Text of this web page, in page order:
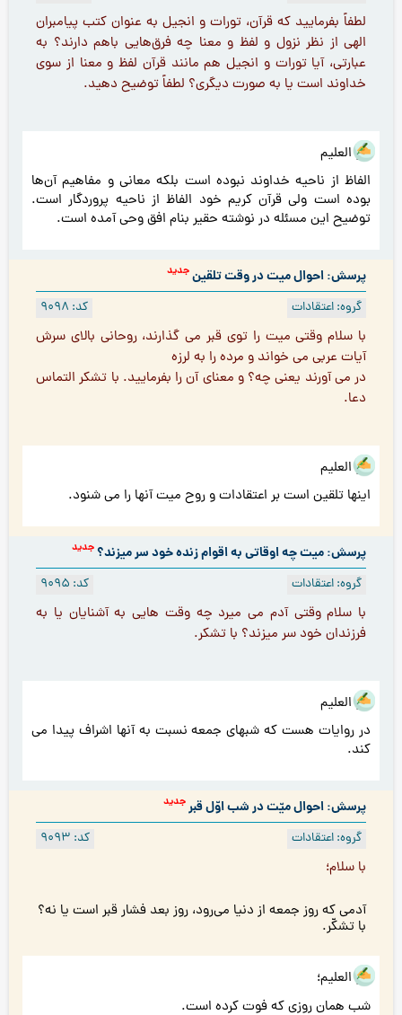
لطفاً بفرماييد كه قرآن، تورات و انجيل به عنوان كتب پيامبران
الهى از نظر نزول و لفظ و معنا چه فرق‌هایی باهم دارند؟ به
عبارتى، آیا تورات و انجيل هم مانند قرآن لفظ و معنا از سوى
خداوند است يا به صورت ديگرى؟ لطفاً توضيح دهيد.
هو العلیم
الفاظ از ناحیه خداوند نبوده است بلکه معانی و مفاهیم آن‌ها
بوده است ولی قرآن کریم خود الفاظ از ناحیه پروردگار است.
توضیح این مسئله در نوشته حقیر بنام افق وحی آمده است.
پرسش: احوال میت در وقت تلقینجدید
کد: 9098 گروه: اعتقادات
با سلام وقتی میت را توی قبر می گذارند، روحانی بالای سرش
آیات عربی می خواند و مرده را به لرزه
در می آورند یعنی چه؟ و معنای آن را بفرماييد. با تشكر التماس
دعا.
هو العلیم
اینها تلقین است بر اعتقادات و روح میت آنها را می شنود.
پرسش: میت چه اوقاتی به اقوام زنده خود سر میزند؟جدید
کد: 9095 گروه: اعتقادات
با سلام وقتی آدم می میرد چه وقت هایی به آشنایان یا به
فرزندان خود سر میزند؟ با تشكر.
هو العلیم
در روایات هست که شبهای جمعه نسبت به آنها اشراف پیدا می
کند.
پرسش: احوال میّت در شب اوّل قبرجدید
کد: 9093 گروه: اعتقادات
با سلام؛
آدمی که روز جمعه از دنیا می‌رود، روز بعد فشار قبر است یا نه؟
با تشکّر.
هو العلیم؛
شب همان روزی که فوت کرده است.